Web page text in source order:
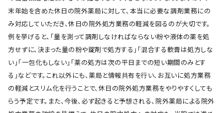
末年始を含めた休日の院外薬局に対して、本当に必要な調剤業務にの
み対応していただき、休日の院外処方業務の軽減を図るのが大切です。
例を挙げると、「量を測って調剤しなければならない粉や液体の薬を処
方せずに、決まった量の粉や錠剤で処方する」「混合する軟膏は処方しな
い」「一包化もしない」「薬の処方は次の平日までの短い期間のみとす
る」などです。これ以外にも、薬局と情報共有を行い、お互いに処方業務
の軽減とスリム化を行うことで、休日の院外処方業務をやりやすくしても
らう予定です。また、今後、必ず起きると予想される、院外薬局による院外